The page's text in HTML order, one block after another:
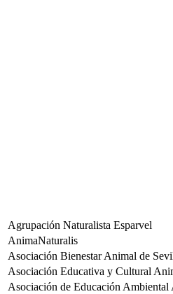
Agrupación Naturalista Esparvel
AnimaNaturalis
Asociación Bienestar Animal de
Asociación Educativa y Cultural
Asociación de Educación